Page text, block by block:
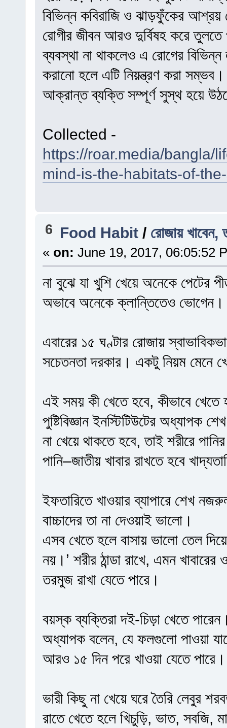
বিভিন্ন কবিরাজি ও ঝাড়ফুঁকের আশ্রয়
রোগীর জীবন আরও দুর্বিষহ করে
ব্যবস্থা না থাকলেও এ রোগের বিভিন্ন
করানো হলে এটি নিয়ন্ত্রণ করা
আক্রান্ত ব্যক্তি সম্পূর্ণ সুস্থ হয়ে
Collected -
https://roar.media/bangla/
mind-is-the-habitats-of-
6 Food Habit / রোজায় খাবেন,
« on: June 19, 2017, 06:05:52
না বুঝে যা খুশি খেয়ে অনেকে পেটের
অভাবে অনেকে ক্লান্তিতেও
এবারের ১৫ ঘণ্টার রোজায়
সচেতনতা দরকার। একটু নিয়ম মেনে
এই সময় কী খেতে হবে, কীভাবে খেতে
পুষ্টিবিজ্ঞান ইনস্টিটিউটের অধ্যাপক
না খেয়ে থাকতে হবে, তাই শরীরে
পানি–জাতীয় খাবার রাখতে হবে
ইফতারিতে খাওয়ার ব্যাপারে শেখ
বাচ্চাদের তা না দেওয়াই ভালো।
এসব খেতে হলে বাসায় ভালো তেল
নয়।’ শরীর ঠান্ডা রাখে, এমন
তরমুজ রাখা যেতে পারে।
বয়স্ক ব্যক্তিরা দই-চিড়া খেতে
অধ্যাপক বলেন, যে ফলগুলো পাওয়া
আরও ১৫ দিন পরে খাওয়া যেতে পারে।
ভারী কিছু না খেয়ে ঘরে তৈরি লেবুর
রাতে খেতে হলে খিচুড়ি, ভাত, সবজি,